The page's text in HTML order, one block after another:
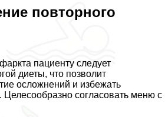
повторного
пациенту следует
диеты, что позволит
осложнений и избежать
Целесообразно согласовать меню с